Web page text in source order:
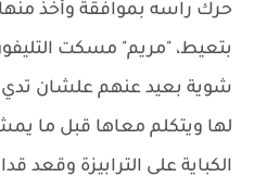
حرك راسه بموافقة وأخذ
بتعيط، "مريم" مسكت
شوية بعيد عنهم علشان تدي
لها ويتكلم معاها قبل ما
الكباية على الترابيزة وقعد